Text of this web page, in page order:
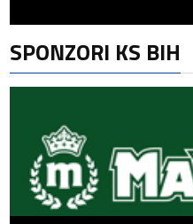
SPONZORI KS BIH